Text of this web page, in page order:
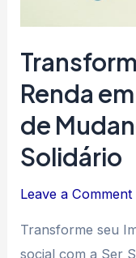
Renda
de
Solidário
Leave a Comment
Transforme seu
social com a Ser